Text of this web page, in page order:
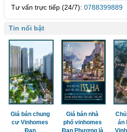
Tư vấn trực tiếp (24/7): 0788399889
Tin nổi bật
Giá bán chung
cư Vinhomes
Giá bán nhà
phố vinhomes
án